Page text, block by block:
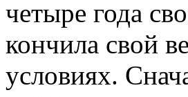
четыре года
кончила свой
условиях.